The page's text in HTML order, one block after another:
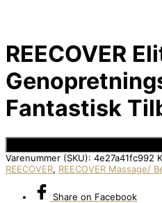
REECOVER
Fantastisk
Varenummer (SKU): 4e27a41fc992
REECOVER, REECOVER Massage/
Share on Facebook